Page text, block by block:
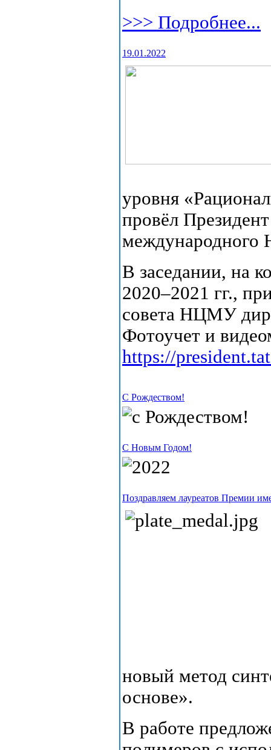
>>> Подробнее...
19.01.2022
уровня
провёл
международного
В заседании, на
2020–2021 гг.,
совета НЦМУ
Фотоучет и
https://
С Рождеством!
С Новым Годом!
Поздравляем лауреатов Премии
новый метод
основе».
В работе